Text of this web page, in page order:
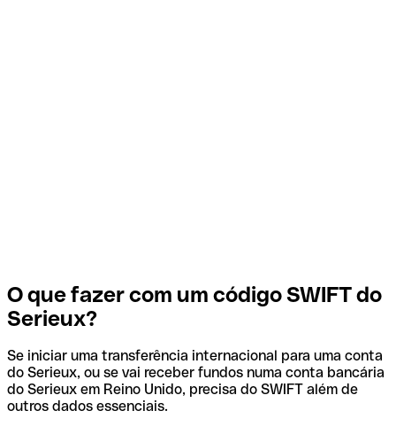
O que fazer com um código SWIFT do
Serieux?
Se iniciar uma transferência internacional para uma conta
do Serieux, ou se vai receber fundos numa conta bancária
do Serieux em Reino Unido, precisa do SWIFT além de
outros dados essenciais.